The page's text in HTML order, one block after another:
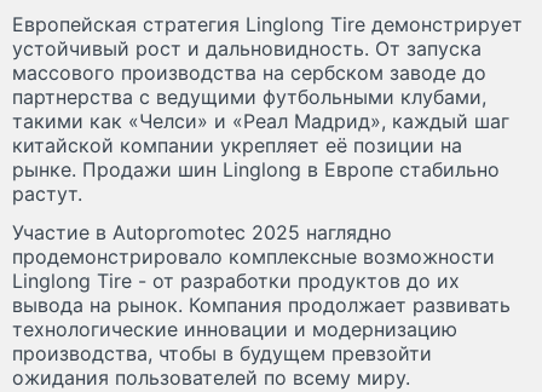
Европейская стратегия Linglong Tire демонстрирует
устойчивый рост и дальновидность. От запуска
массового производства на сербском заводе до
партнерства с ведущими футбольными клубами,
такими как «Челси» и «Реал Мадрид», каждый шаг
китайской компании укрепляет её позиции на
рынке. Продажи шин Linglong в Европе стабильно
растут.
Участие в Autopromotec 2025 наглядно
продемонстрировало комплексные возможности
Linglong Tire - от разработки продуктов до их
вывода на рынок. Компания продолжает развивать
технологические инновации и модернизацию
производства, чтобы в будущем превзойти
ожидания пользователей по всему миру.